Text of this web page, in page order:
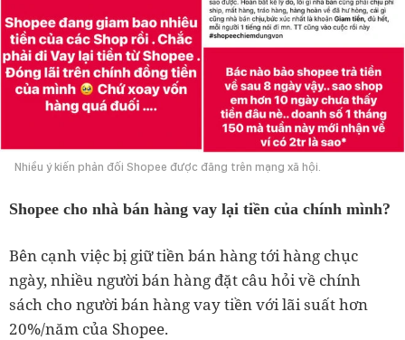
Nhiều ý kiến phản đối Shopee được đăng trên mạng xã hội.
Shopee cho nhà bán hàng vay lại tiền của chính mình?
Bên cạnh việc bị giữ tiền bán hàng tới hàng chục
ngày, nhiều người bán hàng đặt câu hỏi về chính
sách cho người bán hàng vay tiền với lãi suất hơn
20%/năm của Shopee.